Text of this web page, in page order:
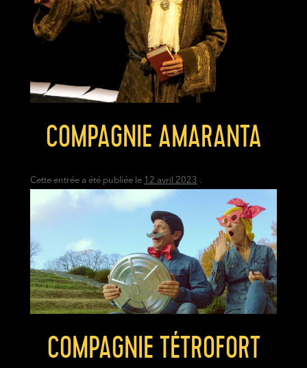
COMPAGNIE AMARANTA
Cette entrée a été publiée le 12 avril 2023 .
COMPAGNIE TÉTROFORT